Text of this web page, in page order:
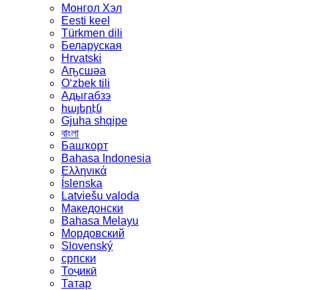
Монгол Хэл
Eesti keel
Türkmen dili
Беларуская
Hrvatski
Аҧсшәа
Oʻzbek tili
Адыгабзэ
հայերէն
Gjuha shqipe
বাংলা
Башҡорт
Bahasa Indonesia
Ελληνικά
Íslenska
Latviešu valoda
Македонски
Bahasa Melayu
Мордовский
Slovenský
српски
Тоҷикӣ
Татар